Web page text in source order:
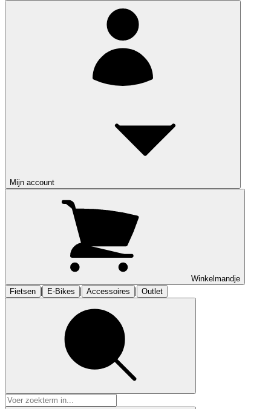
Mijn account
Winkelmandje
Fietsen | E-Bikes | Accessoires | Outlet